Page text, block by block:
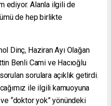
ediyor. Alanla ilgili de
de hep birlikte
Dinç, Haziran Ayı Olağan
Benli Cami ve Hacıoğlu
sorulara açıklık getirdi.
ile ilgili kamuoyuna
“doktor yok” yönündeki